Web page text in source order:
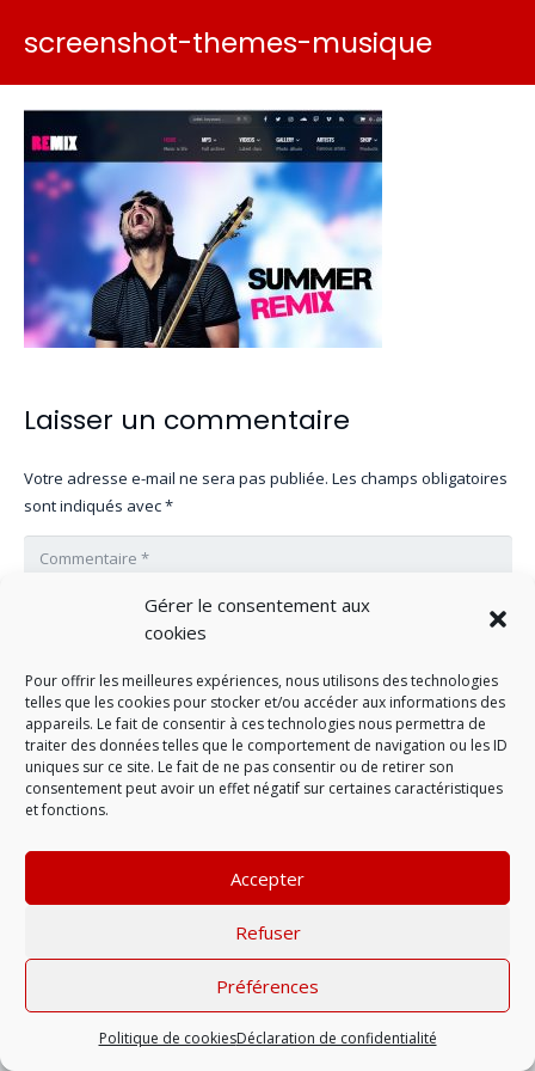
Gérer le consentement aux
cookies
Pour offrir les meilleures expériences, nous utilisons des technologies
telles que les cookies pour stocker et/ou accéder aux informations des
appareils. Le fait de consentir à ces technologies nous permettra de
traiter des données telles que le comportement de navigation ou les ID
uniques sur ce site. Le fait de ne pas consentir ou de retirer son
consentement peut avoir un effet négatif sur certaines caractéristiques
et fonctions.
Accepter
Refuser
Préférences
Politique de cookiesDéclaration de confidentialité
screenshot-themes-musique
Laisser un commentaire
Votre adresse e-mail ne sera pas publiée. Les champs obligatoires
sont indiqués avec*
confidentialité